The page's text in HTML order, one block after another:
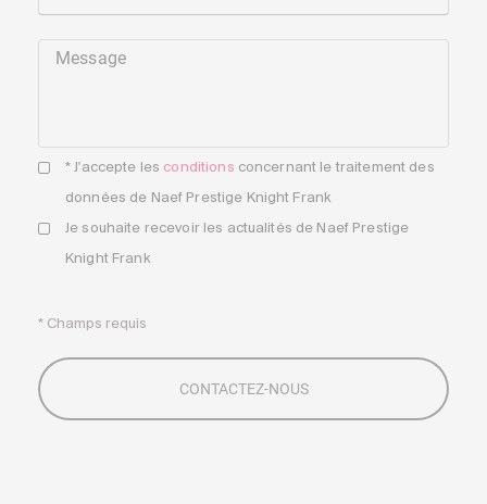
Message
* J'accepte les conditions concernant le traitement des
données de Naef Prestige Knight Frank
Je souhaite recevoir les actualités de Naef Prestige
Knight Frank
* Champs requis